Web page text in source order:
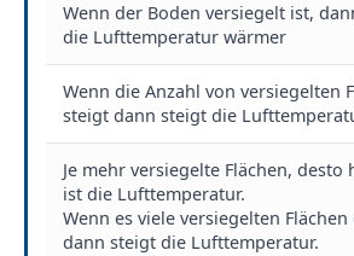
Wenn der Boden versiegelt ist,
die Lufttemperatur wärmer
Wenn die Anzahl von versiegelten
steigt dann steigt die
Je mehr versiegelte Flächen, desto
ist die Lufttemperatur.
Wenn es viele versiegelten
dann steigt die Lufttemperatur.